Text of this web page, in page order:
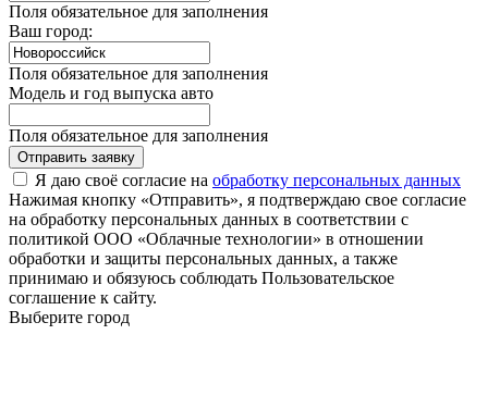
Поля обязательное для заполнения
Ваш город:
Поля обязательное для заполнения
Модель и год выпуска авто
Поля обязательное для заполнения
Отправить заявку
Я даю своё согласие на обработку персональных данных
Нажимая кнопку «Отправить», я подтверждаю свое согласие
на обработку персональных данных в соответствии с
политикой ООО «Облачные технологии» в отношении
обработки и защиты персональных данных, а также
принимаю и обязуюсь соблюдать Пользовательское
соглашение к сайту.
Выберите город